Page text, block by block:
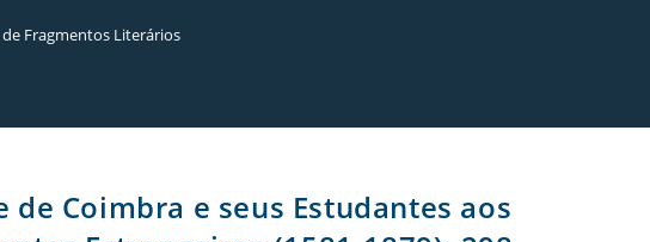
de Fragmentos Literários
de Coimbra e seus Estudantes aos